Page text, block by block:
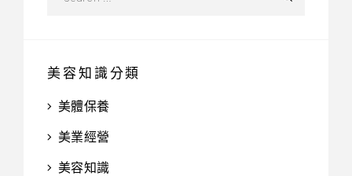
美容知識分類
美體保養
美業經營
美容知識